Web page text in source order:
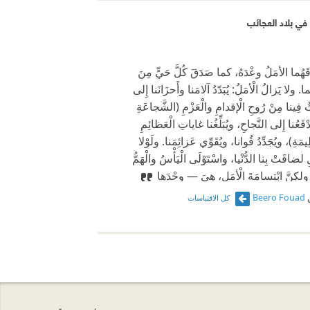
بلاد العجائب
الأمَلُ وعْدَهُ، كما صَدَقَ كُلَّ حَيٍّ مِنَ
ولا يَزالُ الْأمَلُ: يُبَدّدُ آلامَنا وأَحزَانَنا إِلى
فِينا مِنْ رُوحِ الْإقدامِ والْعَزْمِ (الشَّجاعَةِ
إِلى النَّجاحِ، ويُبَلِّغُنا غاياتِ الْعَظائِمِ
ويُجَدِّدُ قُوانا، ويُقَوِّي عَزائِمَنا. ولَوْلا
بِنا الدُّنْيا، واسْتَوْلَى الْيَأْسُ والْهَمُّ
ولكِنَّ ابْتِسامَةَ الْأمَلِ، هِيَ — وحْدَها
Beero Fouad كل الاقتباسات